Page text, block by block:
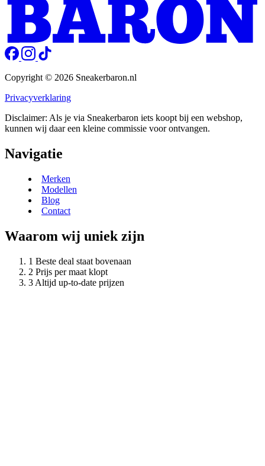
Copyright © 2026 Sneakerbaron.nl
Privacyverklaring
Disclaimer: Als je via Sneakerbaron iets koopt bij een webshop,
kunnen wij daar een kleine commissie voor ontvangen.
Navigatie
Merken
Modellen
Blog
Contact
Waarom wij uniek zijn
Beste deal staat bovenaan
Prijs per maat klopt
Altijd up-to-date prijzen